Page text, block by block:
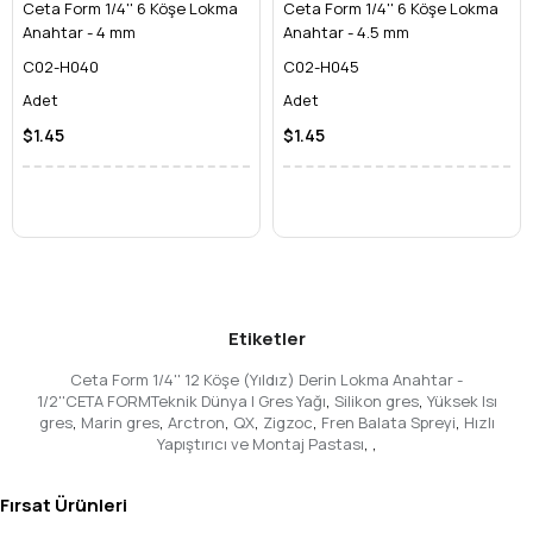
Bu Ceta Form derin lokma anahtarının geniş kullanım yelpazesi,
vazgeçilmezi yapar:
Otomotiv Tamiri ve Bakımı:Motor bloğundaki,
şanzımandaki veya şasideki derin yuvalı, küçük cıvataların
Makine Montaj ve Demontajı:Karmaşık makinelerin
Endüstriyel Uygulamalar:Üretim hatlarında, tesisat
işlerinde ve bakım-onarım operasyonlarında yüksek
performans ve dayanıklılık gerektiren durumlar için
biçilmiş kaftandır.
Genel Montaj ve Tamirat İşleri:Ağır sanayi'den evdeki
üstesinden gelmenize yardımcı olur.
Ceta Form 1/4'' 6 Köşe Lokma
Anahtar - 4 mm
C02-H040
Adet
$1.45
Ceta Form 1/4'' 6 Köşe Lokma
Anahtar - 4.5 mm
C02-H045
Adet
$1.45
Etiketler
Ceta Form 1/4'' 12 Köşe (Yıldız) Derin Lokma Anahtar -
1/2''CETA FORMTeknik Dünya | Gres Yağı, Silikon gres, Yüksek Isı
gres, Marin gres, Arctron, QX, Zigzoc, Fren Balata Spreyi, Hızlı
Yapıştırıcı ve Montaj Pastası, ,
Fırsat Ürünleri